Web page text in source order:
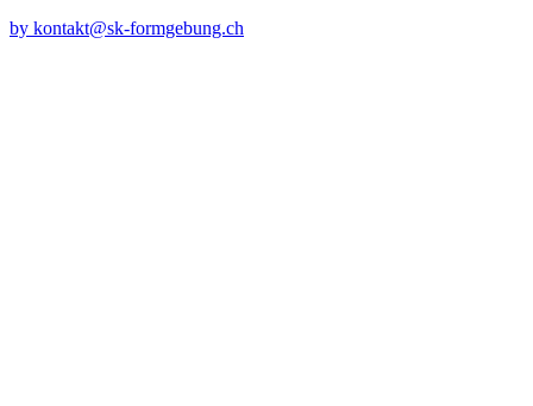
by kontakt@sk-formgebung.ch